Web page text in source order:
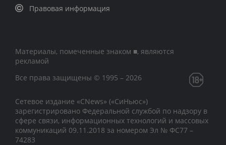
Правовая информация
Материалы, помеченные знаком ■, являются
рекламой
Все права защищены © 1995 – 2026
Сетевое издание «CNews» («СиНьюс»)
зарегистрировано Федеральной службой по надзору в
сфере связи, информационных технологий и массовых
коммуникаций 09.11.2018 за номером Эл № ФС77 –
74283